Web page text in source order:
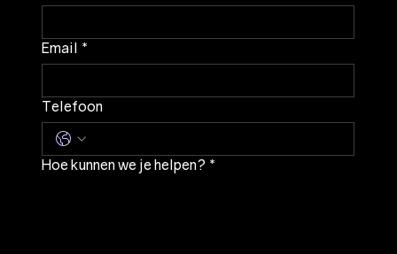
Email *
Telefoon
Hoe kunnen we je helpen? *